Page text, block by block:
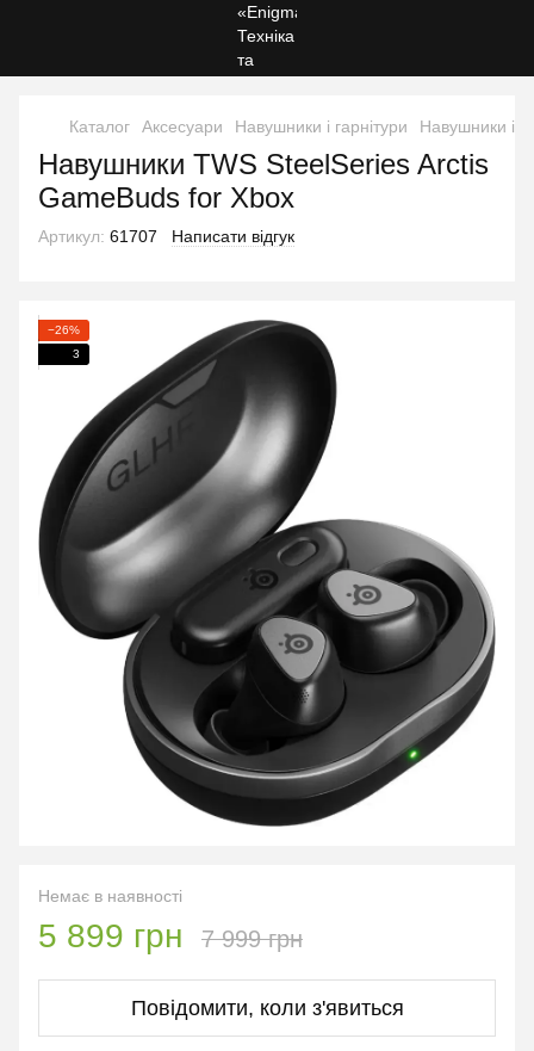
Каталог Аксесуари Навушники і гарнітури Навушники і
Навушники TWS SteelSeries Arctis
GameBuds for Xbox
Артикул: 61707 Написати відгук
−26%
3
Немає в наявності
5 899 грн 7 999 грн
Повідомити, коли з'явиться